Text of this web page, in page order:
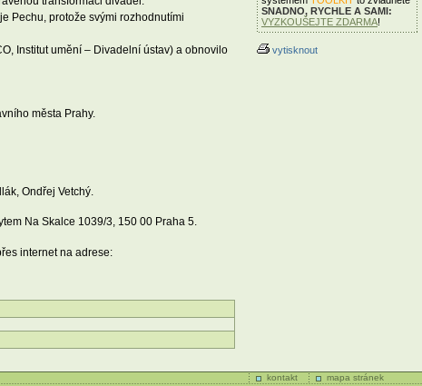
Pechu, protože svými rozhodnutími
Institut umění – Divadelní ústav) a obnovilo
města Prahy.
Ondřej Vetchý.
Na Skalce 1039/3, 150 00 Praha 5.
internet na adrese:
SNADNO, RYCHLE A SAMI:
VYZKOUŠEJTE ZDARMA!
vytisknout
kontakt mapa stránek